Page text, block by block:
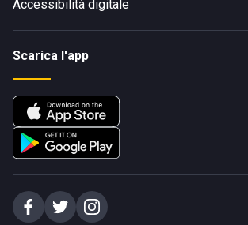
Accessibilità digitale
Scarica l'app